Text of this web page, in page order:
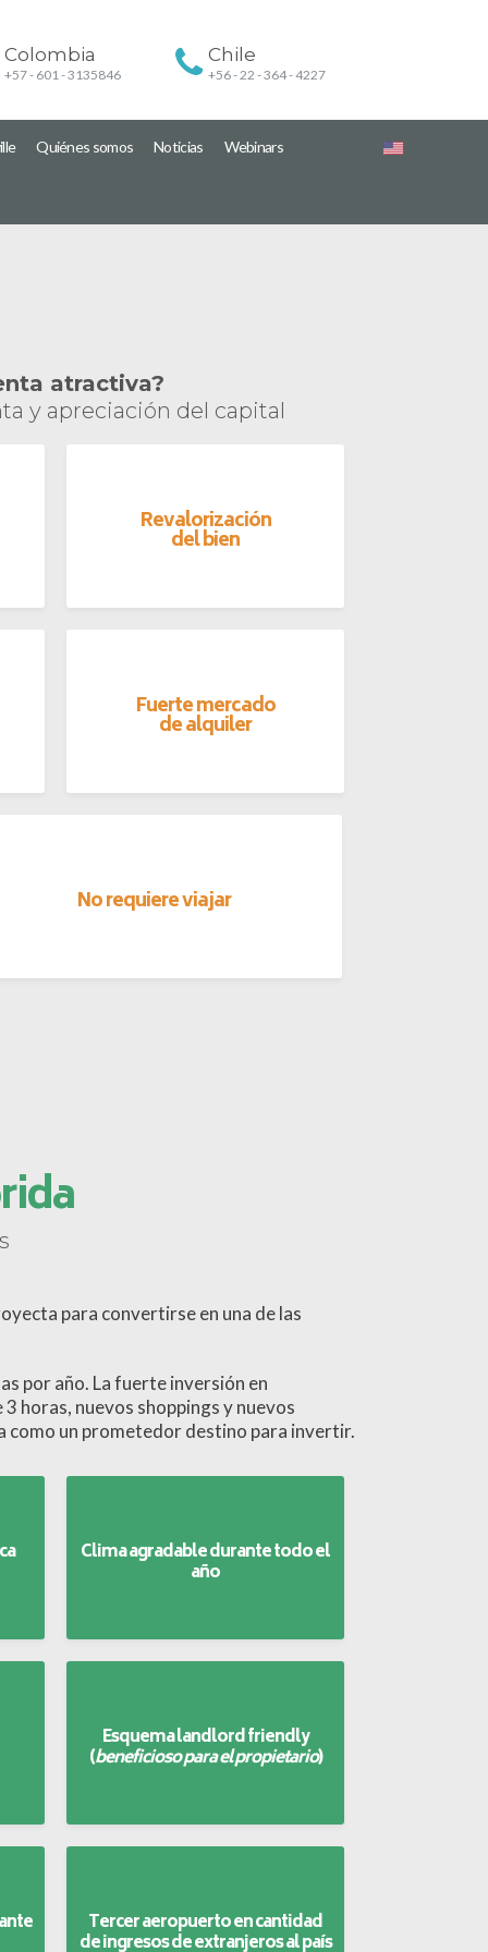
Colombia
+57 - 601 - 3135846
Chile
+56 - 22 - 364 - 4227
Quiénes somos Noticias Webinars
atractiva?
y apreciación del capital
Revalorización
del bien
Fuerte mercado
de alquiler
No requiere viajar
para convertirse en una de las
por año. La fuerte inversión en
horas, nuevos shoppings y nuevos
como un prometedor destino para invertir.
Clima agradable durante todo el
año
Esquema landlord friendly
(beneficioso para el propietario)
Tercer aeropuerto en cantidad
de ingresos de extranjeros al país